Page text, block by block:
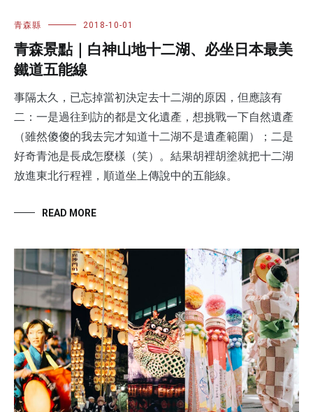
青森縣 2018-10-01
青森景點｜白神山地十二湖、必坐日本最美
鐵道五能線
事隔太久，已忘掉當初決定去十二湖的原因，但應該有
二：一是過往到訪的都是文化遺產，想挑戰一下自然遺產
（雖然傻傻的我去完才知道十二湖不是遺產範圍）；二是
好奇青池是長成怎麼樣（笑）。結果胡裡胡塗就把十二湖
放進東北行程裡，順道坐上傳說中的五能線。
READ MORE